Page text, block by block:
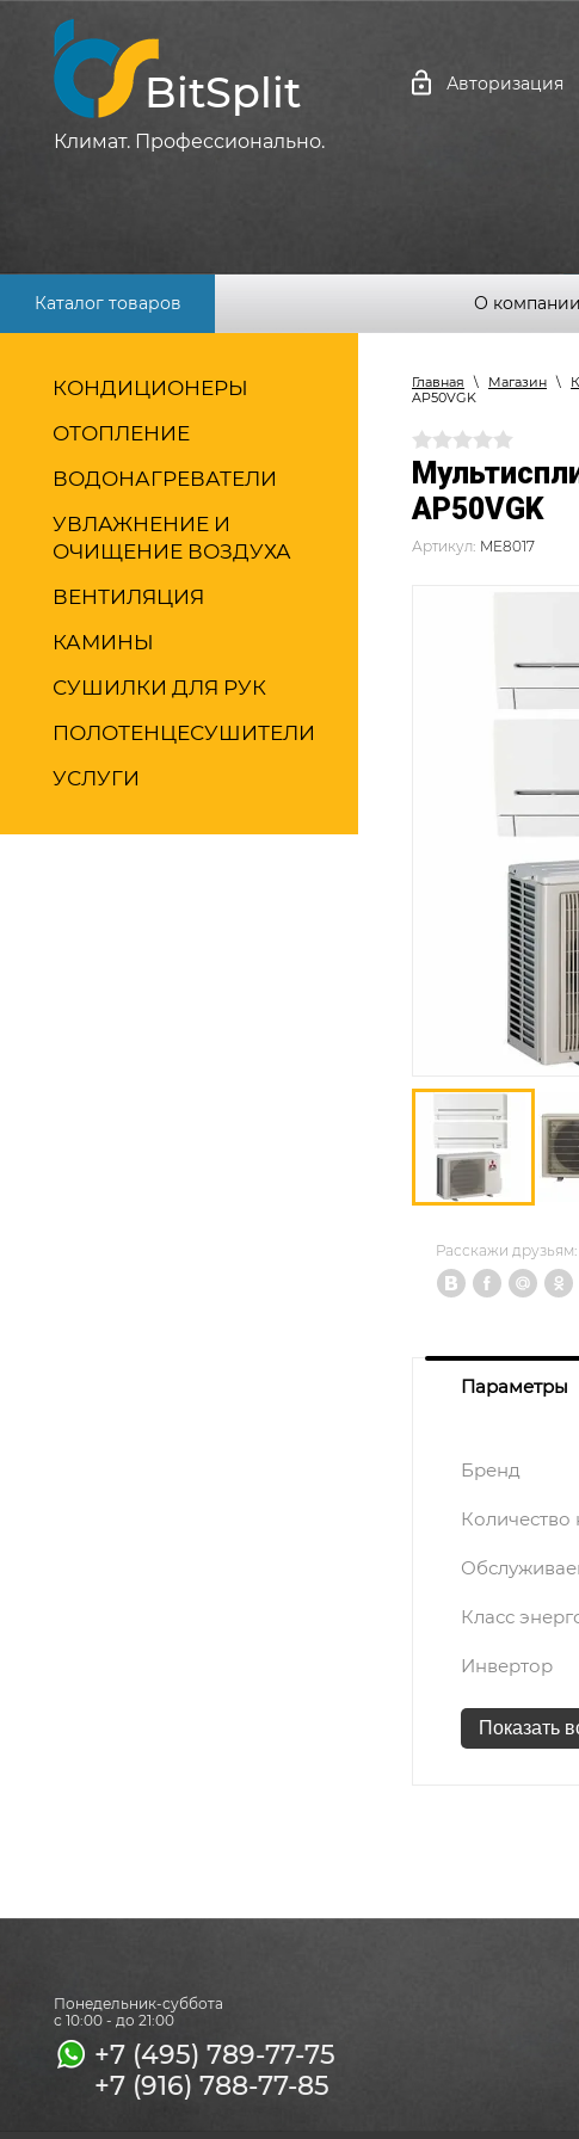
BitSplit
Климат. Профессионально.
Авторизация
Каталог товаров О компании
КОНДИЦИОНЕРЫ
ОТОПЛЕНИЕ
ВОДОНАГРЕВАТЕЛИ
УВЛАЖНЕНИЕ И
ОЧИЩЕНИЕ ВОЗДУХА
ВЕНТИЛЯЦИЯ
КАМИНЫ
СУШИЛКИ ДЛЯ РУК
ПОЛОТЕНЦЕСУШИТЕЛИ
УСЛУГИ
Главная \ Магазин \
AP50VGK
AP50VGK
Артикул: ME8017
Расскажи друзьям:
Параметры
Бренд
Количество
Класс
Инвертор
Показать
Понедельник-суббота
с 10:00 - до 21:00
+7 (495) 789-77-75
+7 (916) 788-77-85